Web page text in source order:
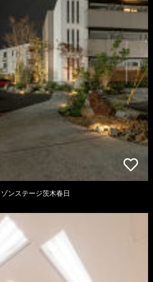
ンステージ茨木春日